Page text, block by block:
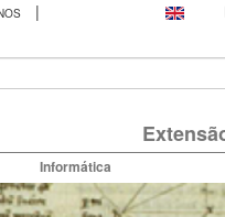
|
Informática